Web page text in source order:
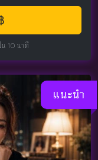
10 นาที
แนะนำ